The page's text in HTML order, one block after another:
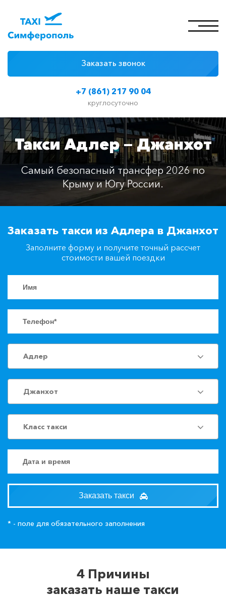
+7 (861) 217 90 04
круглосуточно
Заказать звонок
Цены на такси
Классы автомобилей
Отзывы
Контакты
+7(861)217-90-04
Такси Адлер — Джанхот
Самый безопасный трансфер 2026 по
Крыму и Югу России.
Заказать такси из Адлера в Джанхот
Заполните форму и получите точный рассчет
стоимости вашей поездки
Адлер
Джанхот
Класс такси
Заказать такси
* - поле для обязательного заполнения
4 Причины
заказать наше такси